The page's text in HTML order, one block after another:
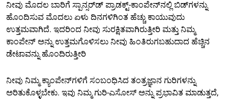
ನೀವು ಮೊದಲ ಬಾರಿಗೆ ಸ್ಪಾನ್ಸರ್‌ಡ್ ಪ್ರಾಡಕ್ಟ್-ಕಾಂಪೇನ್‌ನಲ್ಲಿ ಬಿಡ್‌ಗಳನ್ನು
ಹೊಂದಿಸುವ ಮೊದಲು ಏಳು ದಿನಗಳಿಗಿಂತ ಹೆಚ್ಚು ಕಾಯುವುದು
ಉತ್ತಮವಾಗಿದೆ. ಇದರಿಂದ ನೀವು ಸುರಕ್ಷಿತವಾಗಿರುತ್ತೀರಿ ಮತ್ತು ನಿಮ್ಮ
ಕಾಂಪೇನ್ ಅನ್ನು ಉತ್ತಮಗೊಳಿಸಲು ನೀವು ಹಿಂತಿರುಗಬಹುದಾದ ಹೆಚ್ಚಿನ
ಡೇಟಾವನ್ನು ಹೊಂದಿರುತ್ತೀರಿ
ನೀವು ನಿಮ್ಮ ಕ್ಯಾಂಪೇನ್‌ಗಳಿಗೆ ಸಂಬಂಧಿಸಿದ ತಂತ್ರಜ್ಞಾನ ಗುರಿಗಳನ್ನು
ಅರಿತುಕೊಳ್ಳಬೇಕು. ಇವು ನಿಮ್ಮ ಗುರಿ-ಎಸೋಸ್ ಅನ್ನು ಪ್ರಭಾವಿತ ಮಾಡುತ್ತದೆ,